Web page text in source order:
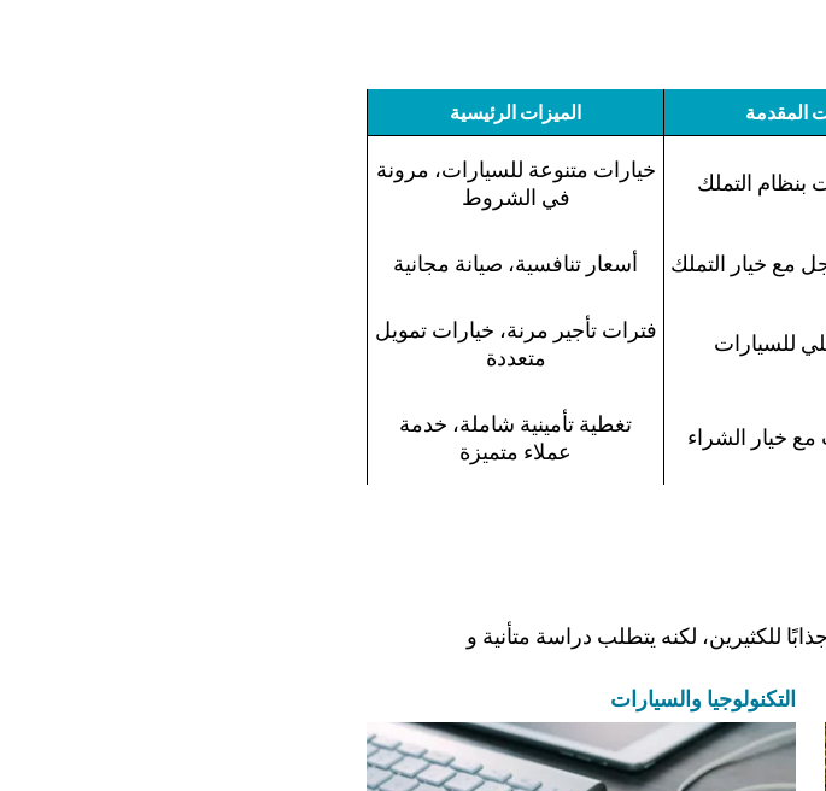
المقدمة الميزات الرئيسية
بنظام التملك
خيارات متنوعة للسيارات، مرونة
في الشروط
مع خيار التملك أسعار تنافسية، صيانة مجانية
للسيارات
فترات تأجير مرنة، خيارات تمويل
متعددة
مع خيار الشراء
تغطية تأمينية شاملة، خدمة
عملاء متميزة
للكثيرين، لكنه يتطلب دراسة متأنية و
التكنولوجيا والسيارات